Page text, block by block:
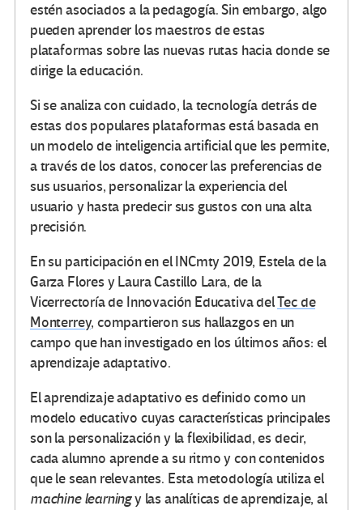
estén asociados a la pedagogía. Sin embargo, algo
pueden aprender los maestros de estas
plataformas sobre las nuevas rutas hacia donde se
dirige la educación.
Si se analiza con cuidado, la tecnología detrás de
estas dos populares plataformas está basada en
un modelo de inteligencia artificial que les permite,
a través de los datos, conocer las preferencias de
sus usuarios, personalizar la experiencia del
usuario y hasta predecir sus gustos con una alta
precisión.
En su participación en el INCmty 2019, Estela de la
Garza Flores y Laura Castillo Lara, de la
Vicerrectoría de Innovación Educativa delTec de
Monterrey, compartieron sus hallazgos en un
campo que han investigado en los últimos años: el
aprendizaje adaptativo.
El aprendizaje adaptativo es definido como un
modelo educativo cuyas características principales
son la personalización y la flexibilidad, es decir,
cada alumno aprende a su ritmo y con contenidos
que le sean relevantes. Esta metodología utiliza el
machine learningy las analíticas de aprendizaje, al